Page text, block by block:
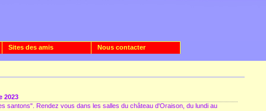
Sites des amis
Nous contacter
2023
santons". Rendez vous dans les salles du château d'Oraison, du lundi au